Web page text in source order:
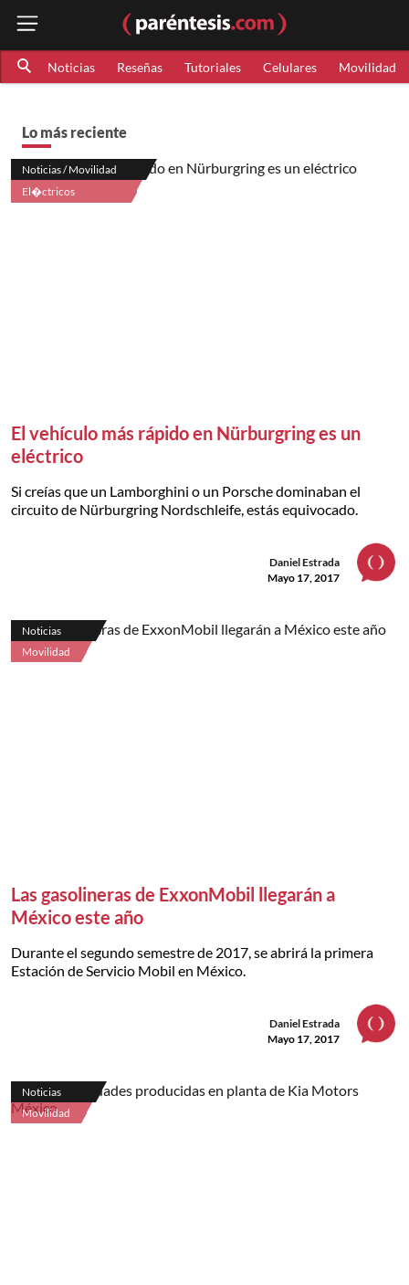
Noticias Reseñas Tutoriales Celulares Movilidad
Lo más reciente
Noticias / Movilidad
El�ctricos
El vehículo más rápido en Nürburgring es un
eléctrico
Si creías que un Lamborghini o un Porsche dominaban el
circuito de Nürburgring Nordschleife, estás equivocado.
Daniel Estrada
Mayo 17, 2017
Noticias
Movilidad
Las gasolineras de ExxonMobil llegarán a
México este año
Durante el segundo semestre de 2017, se abrirá la primera
Estación de Servicio Mobil en México.
Daniel Estrada
Mayo 17, 2017
Noticias
Movilidad